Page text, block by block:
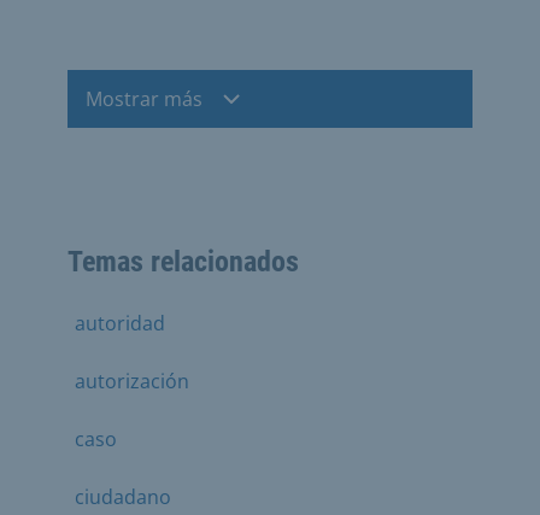
Mostrar más
Temas relacionados
autoridad
autorización
caso
ciudadano